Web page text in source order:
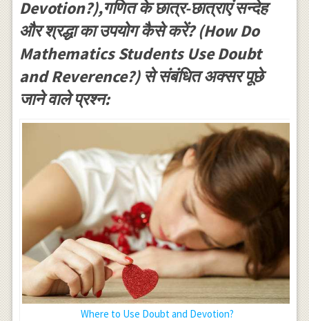
Devotion?),गणित के छात्र-छात्राएं सन्देह
और श्रद्धा का उपयोग कैसे करें? (How Do
Mathematics Students Use Doubt
and Reverence?) से संबंधित अक्सर पूछे
जाने वाले प्रश्न:
Where to Use Doubt and Devotion?